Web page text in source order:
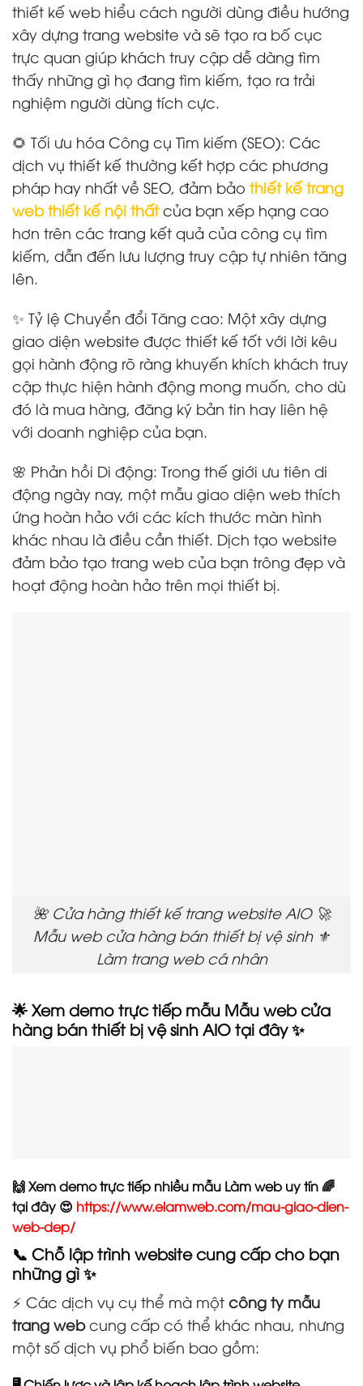
thiết kế web hiểu cách người dùng điều hướng
xây dựng trang website và sẽ tạo ra bố cục
trực quan giúp khách truy cập dễ dàng tìm
thấy những gì họ đang tìm kiếm, tạo ra trải
nghiệm người dùng tích cực.
🌻 Tối ưu hóa Công cụ Tìm kiếm (SEO): Các
dịch vụ thiết kế thường kết hợp các phương
pháp hay nhất về SEO, đảm bảo thiết kế trang
web thiết kế nội thấtcủa bạn xếp hạng cao
hơn trên các trang kết quả của công cụ tìm
kiếm, dẫn đến lưu lượng truy cập tự nhiên tăng
lên.
✨ Tỷ lệ Chuyển đổi Tăng cao: Một xây dựng
giao diện website được thiết kế tốt với lời kêu
gọi hành động rõ ràng khuyến khích khách truy
cập thực hiện hành động mong muốn, cho dù
đó là mua hàng, đăng ký bản tin hay liên hệ
với doanh nghiệp của bạn.
🌸 Phản hồi Di động: Trong thế giới ưu tiên di
động ngày nay, một mẫu giao diện web thích
ứng hoàn hảo với các kích thước màn hình
khác nhau là điều cần thiết. Dịch tạo website
đảm bảo tạo trang web của bạn trông đẹp và
hoạt động hoàn hảo trên mọi thiết bị.
🌺 Cửa hàng thiết kế trang website AIO 🚀
Mẫu web cửa hàng bán thiết bị vệ sinh ⚜️
Làm trang web cá nhân
🌟 Xem demo trực tiếp mẫu Mẫu web cửa
hàng bán thiết bị vệ sinh AIO tại đây ✨
🙌 Xem demo trực tiếp nhiều mẫu Làm web uy tín 🌈
tại đây 😍 https://www.elamweb.com/mau-giao-dien-
web-dep/
📞 Chỗ lập trình website cung cấp cho bạn
những gì ✨
⚡ Các dịch vụ cụ thể mà một công ty mẫu
trang webcung cấp có thể khác nhau, nhưng
một số dịch vụ phổ biến bao gồm: